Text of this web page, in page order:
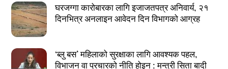
घरजग्गा कारोबारका लागि इजाजतपत्र अनिवार्य, २१
दिनभित्र अनलाइन आवेदन दिन विभागको आग्रह
‘ब्लु बस’ महिलाको सुरक्षाका लागि आवश्यक पहल,
विभाजन वा प्रचारको नीति होइन : मन्त्री सिता बादी